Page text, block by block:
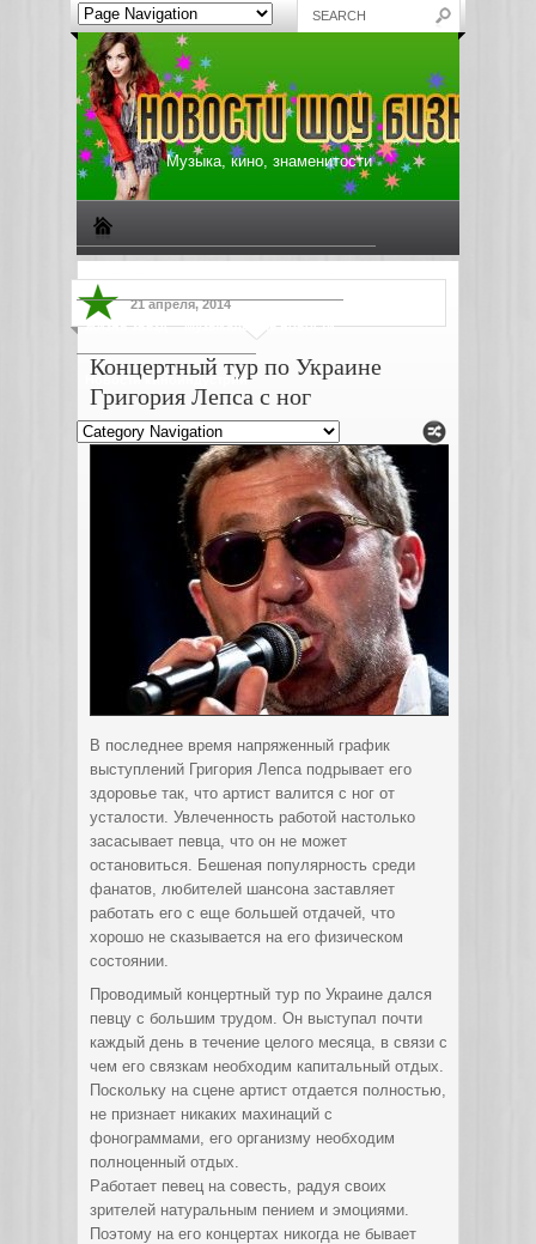
Музыка, кино, знаменитости
Жизнь звезд Музыкальные новости
Новости киноиндустрии
21 апреля, 2014
Концертный тур по Украине
Григория Лепса с ног
В последнее время напряженный график
выступлений Григория Лепса подрывает его
здоровье так, что артист валится с ног от
усталости. Увлеченность работой настолько
засасывает певца, что он не может
остановиться. Бешеная популярность среди
фанатов, любителей шансона заставляет
работать его с еще большей отдачей, что
хорошо не сказывается на его физическом
состоянии.
Проводимый концертный тур по Украине дался
певцу с большим трудом. Он выступал почти
каждый день в течение целого месяца, в связи с
чем его связкам необходим капитальный отдых.
Поскольку на сцене артист отдается полностью,
не признает никаких махинаций с
фонограммами, его организму необходим
полноценный отдых.
Работает певец на совесть, радуя своих
зрителей натуральным пением и эмоциями.
Поэтому на его концертах никогда не бывает